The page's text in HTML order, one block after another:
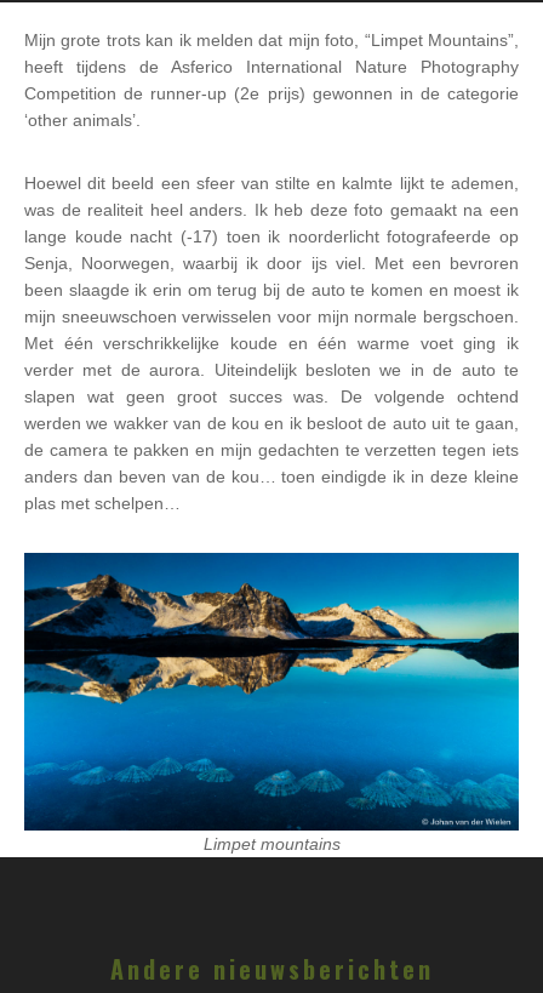
Mijn grote trots kan ik melden dat mijn foto, “Limpet Mountains”,
heeft tijdens de Asferico International Nature Photography
Competition de runner-up (2e prijs) gewonnen in de categorie
‘other animals’.
Hoewel dit beeld een sfeer van stilte en kalmte lijkt te ademen,
was de realiteit heel anders. Ik heb deze foto gemaakt na een
lange koude nacht (-17) toen ik noorderlicht fotografeerde op
Senja, Noorwegen, waarbij ik door ijs viel. Met een bevroren
been slaagde ik erin om terug bij de auto te komen en moest ik
mijn sneeuwschoen verwisselen voor mijn normale bergschoen.
Met één verschrikkelijke koude en één warme voet ging ik
verder met de aurora. Uiteindelijk besloten we in de auto te
slapen wat geen groot succes was. De volgende ochtend
werden we wakker van de kou en ik besloot de auto uit te gaan,
de camera te pakken en mijn gedachten te verzetten tegen iets
anders dan beven van de kou… toen eindigde ik in deze kleine
plas met schelpen…
Limpet mountains
Andere nieuwsberichten